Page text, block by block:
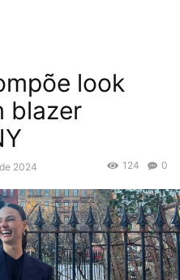
look
blazer
2024 0
124